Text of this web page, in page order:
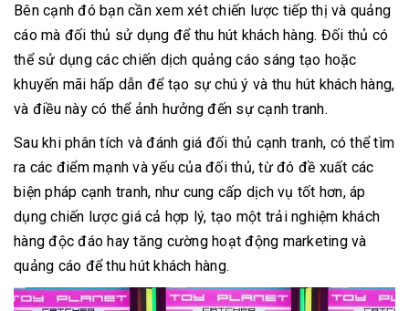
Bên cạnh đó bạn cần xem xét chiến lược tiếp thị và quảng
cáo mà đối thủ sử dụng để thu hút khách hàng. Đối thủ có
thể sử dụng các chiến dịch quảng cáo sáng tạo hoặc
khuyến mãi hấp dẫn để tạo sự chú ý và thu hút khách hàng,
và điều này có thể ảnh hưởng đến sự cạnh tranh.
Sau khi phân tích và đánh giá đối thủ cạnh tranh, có thể tìm
ra các điểm mạnh và yếu của đối thủ, từ đó đề xuất các
biện pháp cạnh tranh, như cung cấp dịch vụ tốt hơn, áp
dụng chiến lược giá cả hợp lý, tạo một trải nghiệm khách
hàng độc đáo hay tăng cường hoạt động marketing và
quảng cáo để thu hút khách hàng.